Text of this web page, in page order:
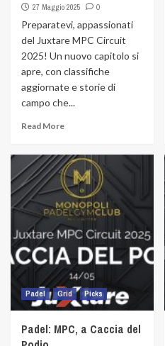
27 Maggio 2025
0
Preparatevi, appassionati
del Juxtare MPC Circuit
2025! Un nuovo capitolo si
apre, con classifiche
aggiornate e storie di
campo che...
Read More
Padel Grid Picks
Padel: MPC, a Caccia del